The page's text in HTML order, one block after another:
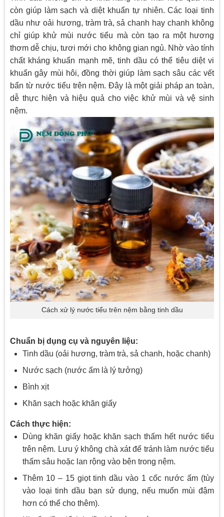
còn giúp làm sạch và diệt khuẩn tự nhiên. Các loại tinh
dầu như oải hương, tràm trà, sả chanh hay chanh không
chỉ giúp khử mùi nước tiểu mà còn tạo ra một hương
thơm dễ chịu, tươi mới cho không gian ngủ. Nhờ vào tính
chất kháng khuẩn mạnh mẽ, tinh dầu có thể tiêu diệt vi
khuẩn gây mùi hôi, đồng thời giúp làm sạch sâu các vết
bẩn từ nước tiểu trên nệm. Đây là một giải pháp an toàn,
dễ thực hiện và hiệu quả cho việc khử mùi và vệ sinh
nệm.
Cách xử lý nước tiểu trên nệm bằng tinh dầu
Chuẩn bị dụng cụ và nguyên liệu:
Tinh dầu (oải hương, tràm trà, sả chanh, hoặc chanh)
Nước sạch (nước ấm là lý tưởng)
Bình xịt
Khăn sạch hoặc khăn giấy
Cách thực hiện:
Dùng khăn giấy hoặc khăn sạch thấm hết nước tiểu
trên nệm. Lưu ý không chà xát để tránh làm nước tiểu
thấm sâu hoặc lan rộng vào bên trong nệm.
Thêm 10 – 15 giọt tinh dầu vào 1 cốc nước ấm (tùy
vào loại tinh dầu bạn sử dụng, nếu muốn mùi đậm
hơn có thể cho thêm).